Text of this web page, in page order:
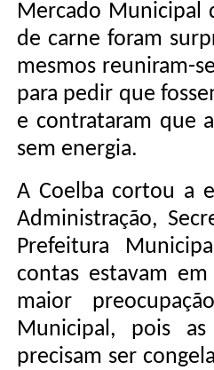
Mercado Municipal
de carne foram
mesmos reuniram-
para pedir que
e contrataram que
sem energia.
A Coelba cortou a
Administração,
Prefeitura
contas estavam
maior
Municipal, pois
precisam ser